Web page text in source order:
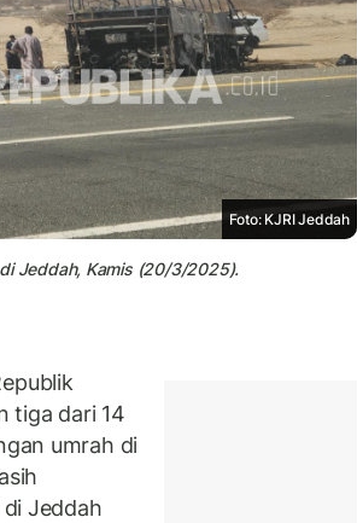
Foto: KJRI Jeddah
Jeddah, Kamis (20/3/2025).
tiga dari 14
umrah di
Jeddah